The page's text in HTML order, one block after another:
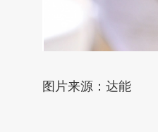
图片来源：达能